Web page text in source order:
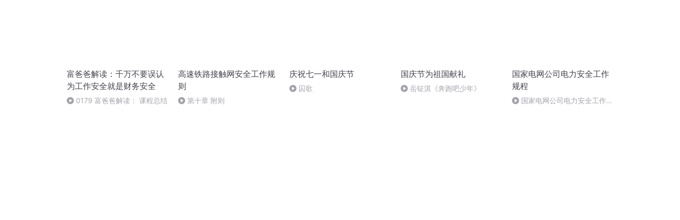
富爸爸解读：千万不要误认
为工作安全就是财务安全
0179 富爸爸解读： 课程总结
高速铁路接触网安全工作规
则
第十章 附则
庆祝七一和国庆节
囚歌
国庆节为祖国献礼
岳钲淇《奔跑吧少年》
国家电网公司电力安全工作
规程
国家电网公司电力安全工作规